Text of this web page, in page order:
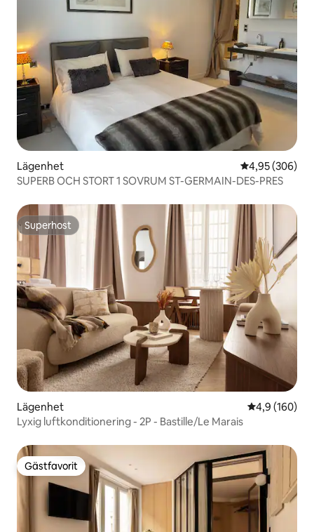
Lägenhet 4,95 av 5 i
4,95 (306)
SUPERB OCH STORT 1 SOVRUM ST-GERMAIN-DES-PRES
Superhost
Superhost
Lägenhet 4,9 av 5 i
4,9 (160)
Lyxig luftkonditionering - 2P - Bastille/Le Marais
Gästfavorit
Gästfavorit